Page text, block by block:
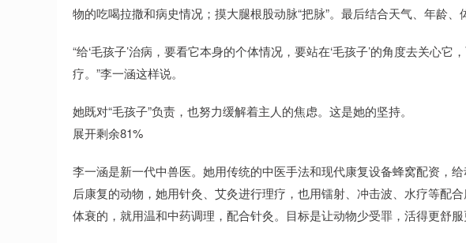
物的吃喝拉撒和病史情况；摸大腿根股动脉“把脉”。最后结合天气、年龄、
“给‘毛孩子’治病，要看它本身的个体情况，要站在‘毛孩子’的角度去关心它
疗。”李一涵这样说。
她既对“毛孩子”负责，也努力缓解着主人的焦虑。这是她的坚持。
展开剩余81%
李一涵是新一代中兽医。她用传统的中医手法和现代康复设备蜂窝配资，
后康复的动物，她用针灸、艾灸进行理疗，也用镭射、冲击波、水疗等配
体衰的，就用温和中药调理，配合针灸。目标是让动物少受罪，活得更舒服